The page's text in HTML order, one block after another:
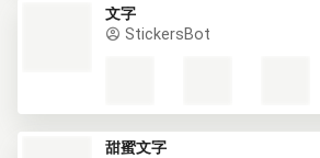
文字
StickersBot
甜蜜文字